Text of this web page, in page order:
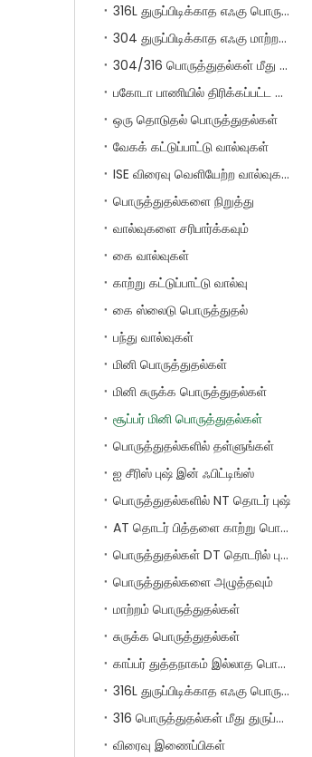
316L துருப்பிடிக்காத எஃகு பொருத்துதல்கள் இரட்டை ஃபெருல்
304 துருப்பிடிக்காத எஃகு மாற்றம் பொருத்துதல்கள்
304/316 பொருத்துதல்கள் மீது துருப்பிடிக்காத எஃகு புஷ்
பகோடா பாணியில் திரிக்கப்பட்ட பொருத்துதல்கள்
ஒரு தொடுதல் பொருத்துதல்கள்
வேகக் கட்டுப்பாட்டு வால்வுகள்
ISE விரைவு வெளியேற்ற வால்வுகள்
பொருத்துதல்களை நிறுத்து
வால்வுகளை சரிபார்க்கவும்
கை வால்வுகள்
காற்று கட்டுப்பாட்டு வால்வு
கை ஸ்லைடு பொருத்துதல்
பந்து வால்வுகள்
மினி பொருத்துதல்கள்
மினி சுருக்க பொருத்துதல்கள்
சூப்பர் மினி பொருத்துதல்கள்
பொருத்துதல்களில் தள்ளுங்கள்
ஐ சீரிஸ் புஷ் இன் ஃபிட்டிங்ஸ்
பொருத்துதல்களில் NT தொடர் புஷ்
AT தொடர் பித்தளை காற்று பொருத்துதல்கள்
பொருத்துதல்கள் DT தொடரில் புஷ்
பொருத்துதல்களை அழுத்தவும்
மாற்றம் பொருத்துதல்கள்
சுருக்க பொருத்துதல்கள்
காப்பர் துத்தநாகம் இல்லாத பொருத்துதல்கள் SF தொடர்
316L துருப்பிடிக்காத எஃகு பொருத்துதல்கள்
316 பொருத்துதல்கள் மீது துருப்பிடிக்காத எஃகு புஷ்
விரைவு இணைப்பிகள்